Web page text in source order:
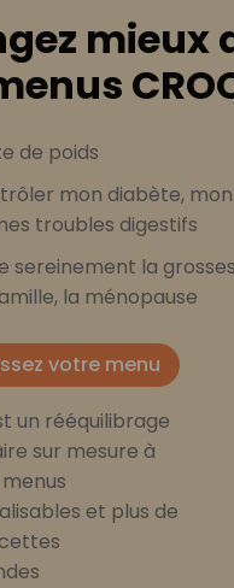
mieux
de poids
mon diabète,
troubles digestifs
sereinement la
la ménopause
votre menu
un rééquilibrage
sur mesure à
menus
et plus de